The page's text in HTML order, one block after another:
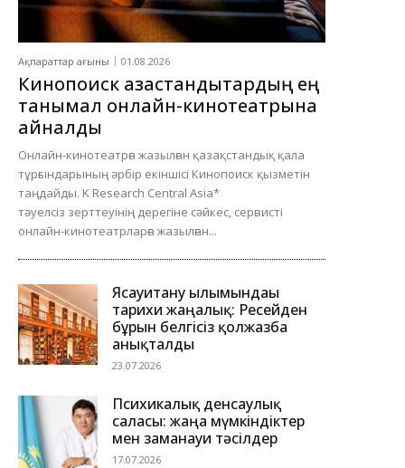
Ақпараттар ағыны 01.08.2026
Кинопоиск қазақстандықтардың ең
танымал онлайн-кинотеатрына
айналды
Онлайн-кинотеатрға жазылған қазақстандық қала
тұрғындарының әрбір екіншісі Кинопоиск қызметін
таңдайды. K Research Central Asia*
тәуелсіз зерттеуінің дерегіне сәйкес, сервисті
онлайн-кинотеатрларға жазылған...
Ясауитану ғылымындағы
тарихи жаңалық: Ресейден
бұрын белгісіз қолжазба
анықталды
23.07.2026
Психикалық денсаулық
саласы: жаңа мүмкіндіктер
мен заманауи тәсілдер
17.07.2026